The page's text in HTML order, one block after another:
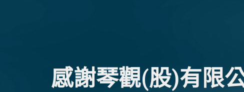
感謝琴觀(股)有限